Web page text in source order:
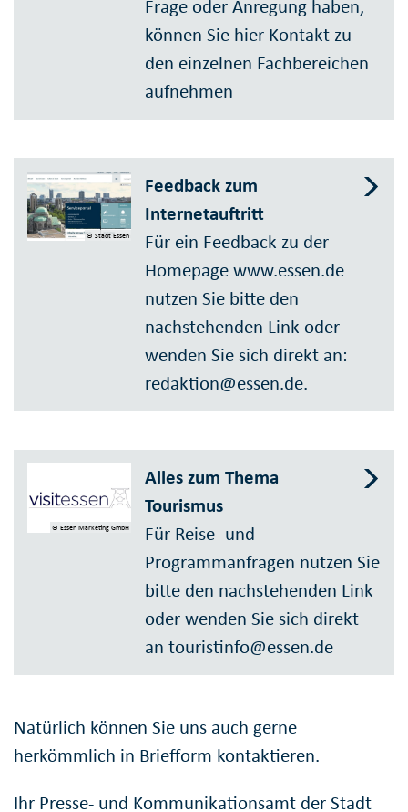
Frage oder Anregung haben,
können Sie hier Kontakt zu
den einzelnen Fachbereichen
aufnehmen
© Stadt Essen
Feedback zum
Internetauftritt
Für ein Feedback zu der
Homepage www.essen.de
nutzen Sie bitte den
nachstehenden Link oder
wenden Sie sich direkt an:
redaktion@essen.de.
© Essen Marketing GmbH
Alles zum Thema
Tourismus
Für Reise- und
Programmanfragen nutzen Sie
bitte den nachstehenden Link
oder wenden Sie sich direkt
an touristinfo@essen.de
Natürlich können Sie uns auch gerne
herkömmlich in Briefform kontaktieren.
Ihr Presse- und Kommunikationsamt der Stadt